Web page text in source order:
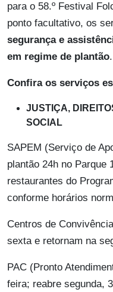
para o 58.º Festival
ponto facultativo, os
segurança e
em regime de plantão.
Confira os serviços
JUSTIÇA,
SOCIAL
SAPEM (Serviço de
plantão 24h no Parque
restaurantes do
conforme horários
Centros de
sexta e retornam na
PAC (Pronto
feira; reabre segunda,